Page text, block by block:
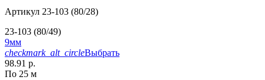
Артикул 23-103 (80/28)
23-103 (80/49)
9мм
checkmark_alt_circleВыбрать
98.91 р.
По 25 м